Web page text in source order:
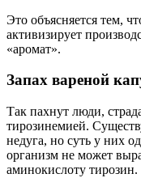
Это объясняется тем,
активизирует
«аромат».
Запах вареной
Так пахнут люди,
тирозинемией.
недуга, но суть у них
организм не может
аминокислоту тирозин.